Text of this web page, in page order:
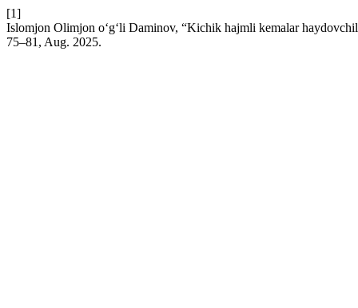
[1]
Islomjon Olimjon o‘g‘li Daminov, “Kichik hajmli kemalar
75–81, Aug. 2025.